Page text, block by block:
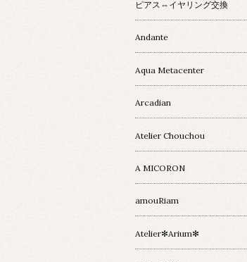
ピアス⇔イヤリング交換
Andante
Aqua Metacenter
Arcadian
Atelier Chouchou
A MICORON
amouRiam
Atelier✻Arium✻